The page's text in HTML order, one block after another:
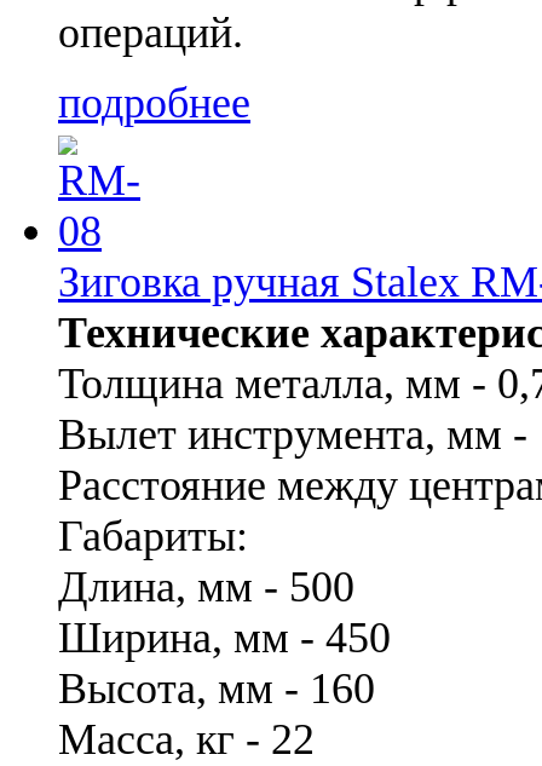
операций.
подробнее
Зиговка ручная Stalex
Технические
Толщина металла, мм -
Вылет инструмента, мм -
Расстояние между
Габариты:
Длина, мм - 500
Ширина, мм - 450
Высота, мм - 160
Масса, кг - 22